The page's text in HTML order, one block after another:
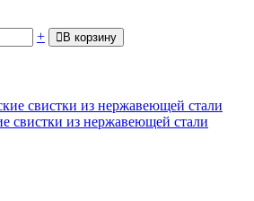
+ В корзину
свистки из нержавеющей стали